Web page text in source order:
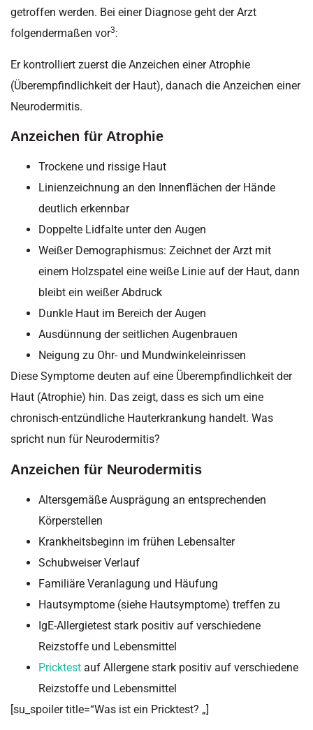
getroffen werden. Bei einer Diagnose geht der Arzt
folgendermaßen vor3:
Er kontrolliert zuerst die Anzeichen einer Atrophie
(Überempfindlichkeit der Haut), danach die Anzeichen einer
Neurodermitis.
Anzeichen für Atrophie
Trockene und rissige Haut
Linienzeichnung an den Innenflächen der Hände
deutlich erkennbar
Doppelte Lidfalte unter den Augen
Weißer Demographismus: Zeichnet der Arzt mit
einem Holzspatel eine weiße Linie auf der Haut, dann
bleibt ein weißer Abdruck
Dunkle Haut im Bereich der Augen
Ausdünnung der seitlichen Augenbrauen
Neigung zu Ohr- und Mundwinkeleinrissen
Diese Symptome deuten auf eine Überempfindlichkeit der
Haut (Atrophie) hin. Das zeigt, dass es sich um eine
chronisch-entzündliche Hauterkrankung handelt. Was
spricht nun für Neurodermitis?
Anzeichen für Neurodermitis
Altersgemäße Ausprägung an entsprechenden
Körperstellen
Krankheitsbeginn im frühen Lebensalter
Schubweiser Verlauf
Familiäre Veranlagung und Häufung
Hautsymptome (siehe Hautsymptome) treffen zu
IgE-Allergietest stark positiv auf verschiedene
Reizstoffe und Lebensmittel
Pricktest auf Allergene stark positiv auf verschiedene
Reizstoffe und Lebensmittel
[su_spoiler title=“Was ist ein Pricktest? „]